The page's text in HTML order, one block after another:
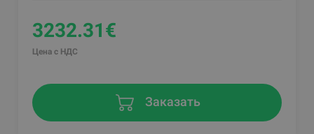
3232.31€
Цена с НДС
Заказать